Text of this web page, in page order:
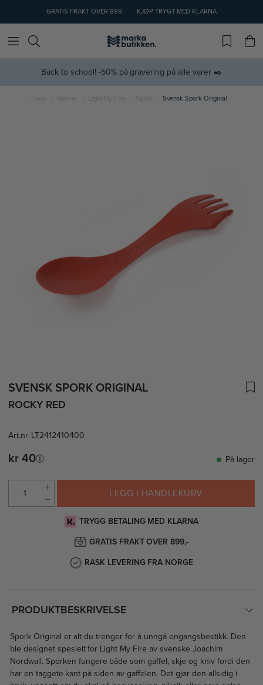
GRATIS FRAKT OVER 899,- KJØP TRYGT MED KLARNA
Back to school! -50% på gravering på alle varer ✒️
Hjem Merker Light My Fire Spork Svensk Spork Original
SVENSK SPORK ORIGINAL
ROCKY RED
Art.nr LT2412410400
kr 40 På lager
LEGG I HANDLEKURV
TRYGG BETALING MED KLARNA
GRATIS FRAKT OVER 899,-
RASK LEVERING FRA NORGE
PRODUKTBESKRIVELSE
Spork Original er alt du trenger for å unngå engangsbestikk. Den
ble designet spesielt for Light My Fire av svenske Joachim
Nordwall. Sporken fungere både som gaffel, skje og kniv fordi den
har en taggete kant på siden av gaffelen. Det gjør den allsidig i